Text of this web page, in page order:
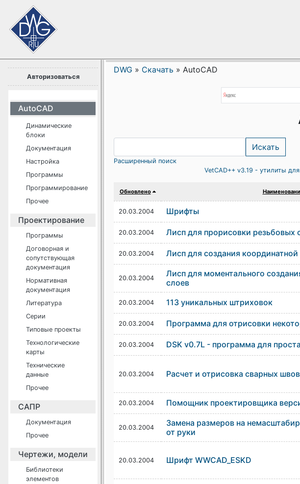
Авторизоваться
AutoCAD
Динамические
блоки
Документация
Настройка
Программы
Программирование
Прочее
Проектирование
Программы
Договорная и
сопутствующая
документация
Нормативная
документация
Литература
Серии
Типовые проекты
Технологические
карты
Технические
данные
Прочее
САПР
Документация
Прочее
Чертежи, модели
Библиотеки
элементов
DWG » Скачать » AutoCAD
Расширенный поиск
VetCAD++ v3.19 - утилиты
Обновлено
20.03.2004 Шрифты
20.03.2004 Лисп для прорисовки резьбовых
20.03.2004 Лисп для создания
20.03.2004
Лисп для моментального
слоев
20.03.2004 113 уникальных штриховок
20.03.2004 Программа для отрисовки
20.03.2004 DSK v0.7L - программа для
20.03.2004 Расчет и отрисовка сварных швов
20.03.2004 Помощник проектировщика
20.03.2004
Замена размеров на
от руки
20.03.2004 Шрифт WWCAD_ESKD